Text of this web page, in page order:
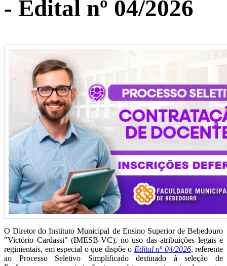
- Edital nº 04/2026
O Diretordo Instituto Municipal de Ensino Superior de Bebedouro
"Victório Cardassi" (IMESB-VC), no uso das atribuições legais e
regimentais, em especial o que dispõe o Edital nº 04/2026, referente
ao Processo Seletivo Simplificado destinado à seleção de